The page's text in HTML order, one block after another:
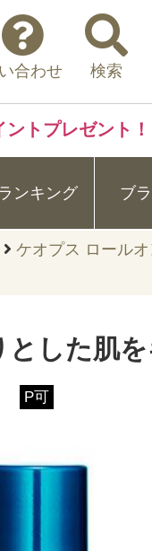
ケオプス ロール
合わせ 検索
トプレゼント！
ランキング ブ
とした肌
P可